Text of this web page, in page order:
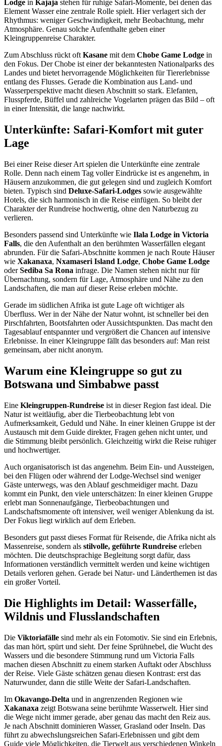
Lodge in Kajaja stehen für ruhige Safari-Momente, bei denen das
Element Wasser eine zentrale Rolle spielt. Hier verlagert sich der
Rhythmus: weniger Geschwindigkeit, mehr Beobachtung, mehr
Atmosphäre. Genau solche Aufenthalte geben einer
Kleingruppenreise Charakter.
Zum Abschluss rückt oft Kasane mit dem Chobe Game Lodge in
den Fokus. Der Chobe ist einer der bekanntesten Nationalparks des
Landes und bietet hervorragende Möglichkeiten für Tiererlebnisse
entlang des Flusses. Gerade die Kombination aus Land- und
Wasserperspektive macht diesen Abschnitt so stark. Elefanten,
Flusspferde, Büffel und zahlreiche Vogelarten prägen das Bild – oft
in einer Intensität, die lange nachwirkt.
Unterkünfte: Safari-Komfort mit guter
Lage
Bei einer Reise dieser Art spielen die Unterkünfte eine zentrale
Rolle. Denn nach einem Tag voller Eindrücke ist es angenehm, in
Häusern anzukommen, die gut gelegen sind und zugleich Komfort
bieten. Typisch sind Deluxe-Safari-Lodges sowie ausgewählte
Hotels, die sich harmonisch in die Reise einfügen. So bleibt der
Charakter der Rundreise hochwertig, ohne den Naturbezug zu
verlieren.
Besonders passend sind Unterkünfte wie Ilala Lodge in Victoria
Falls, die den Aufenthalt an den berühmten Wasserfällen elegant
abrunden. Für die Safari-Abschnitte kommen je nach Route Häuser
wie Xakanaxa, Nxamaseri Island Lodge, Chobe Game Lodge
oderSediba Sa Rona infrage. Die Namen stehen nicht nur für
Übernachtung, sondern für Lage, Atmosphäre und Nähe zu den
Landschaften, die man auf dieser Reise erleben möchte.
Gerade im südlichen Afrika ist gute Lage oft wichtiger als
Überfluss. Wer in der Nähe der Natur wohnt, ist schneller bei den
Pirschfahrten, Bootsfahrten oder Aussichtspunkten. Das macht den
Tagesablauf entspannter und vergrößert die Chancen auf intensive
Erlebnisse. In einer Kleingruppe fällt das besonders auf: Man reist
gemeinsam, aber nicht anonym.
Warum eine Kleingruppe so gut zu
Botswana und Simbabwe passt
Eine Kleingruppen-Rundreise ist in dieser Region fast ideal. Die
Natur ist weitläufig, aber die Tierbeobachtung lebt von
Aufmerksamkeit, Geduld und Nähe. In einer kleinen Gruppe ist der
Austausch mit dem Guide direkter, Fragen gehen nicht unter, und
die Stimmung bleibt persönlich. Gleichzeitig wirkt die Reise ruhiger
und hochwertiger.
Auch organisatorisch ist das angenehm. Beim Ein- und Aussteigen,
bei den Flügen oder während der Lodge-Wechsel sind weniger
Gäste unterwegs, was den Ablauf geschmeidiger macht. Dazu
kommt ein Punkt, den viele unterschätzen: In einer kleinen Gruppe
erlebt man Sonnenaufgänge, Tierbeobachtungen und
Landschaftsmomente oft intensiver, weil weniger Ablenkung da ist.
Der Fokus liegt wirklich auf dem Erleben.
Besonders gut passt dieses Format für Reisende, die Afrika nicht als
Massenreise, sondern als stilvolle, geführte Rundreise erleben
möchten. Die deutschsprachige Begleitung sorgt dafür, dass
Informationen verständlich vermittelt werden und keine wichtigen
Details verloren gehen. Gerade bei Natur- und Länderthemen ist das
ein großer Vorteil.
Die Highlights im Detail: Wasserfälle,
Wildnis und Flusslandschaften
Die Viktoriafälle sind mehr als ein Fotomotiv. Sie sind ein Erlebnis,
das man hört, spürt und sieht. Der feine Sprühnebel, die Wucht des
Wassers und die besondere Stimmung rund um Victoria Falls
machen diesen Abschnitt zu einem starken Auftakt oder Abschluss
der Reise. Viele Gäste schätzen genau diesen Kontrast: erst das
Naturwunder, dann die stille Weite der Safari-Landschaften.
Im Okavango-Delta und in angrenzenden Regionen wie
Xakanaxa zeigt Botswana seine berühmte Wasserwelt. Hier sind
die Wege nicht immer gerade, aber genau das macht den Reiz aus.
Je nach Abschnitt dominieren Wasser, Grasland oder Inseln. Das
führt zu abwechslungsreichen Safari-Erlebnissen und gibt dem
Guide viele Möglichkeiten, die Tierwelt aus verschiedenen Winkeln